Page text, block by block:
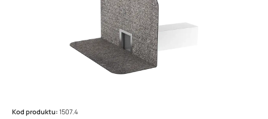
Kod produktu: 1507.4